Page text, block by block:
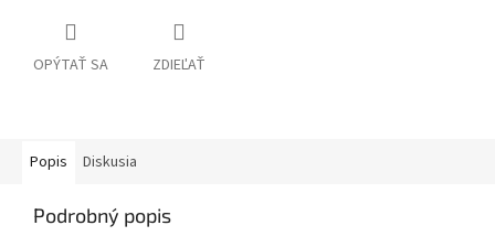
OPÝTAŤ SA ZDIEĽAŤ
Popis Diskusia
Podrobný popis